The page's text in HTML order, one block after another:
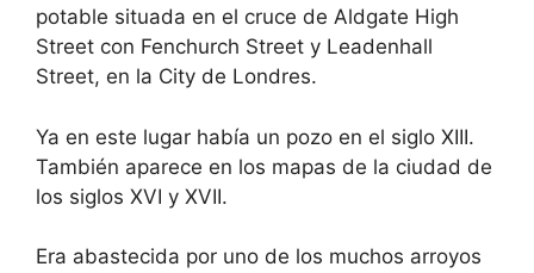
potable situada en el cruce de Aldgate High
Street con Fenchurch Street y Leadenhall
Street, en la City de Londres.
Ya en este lugar había un pozo en el siglo XIII.
También aparece en los mapas de la ciudad de
los siglos XVI y XVII.
Era abastecida por uno de los muchos arroyos